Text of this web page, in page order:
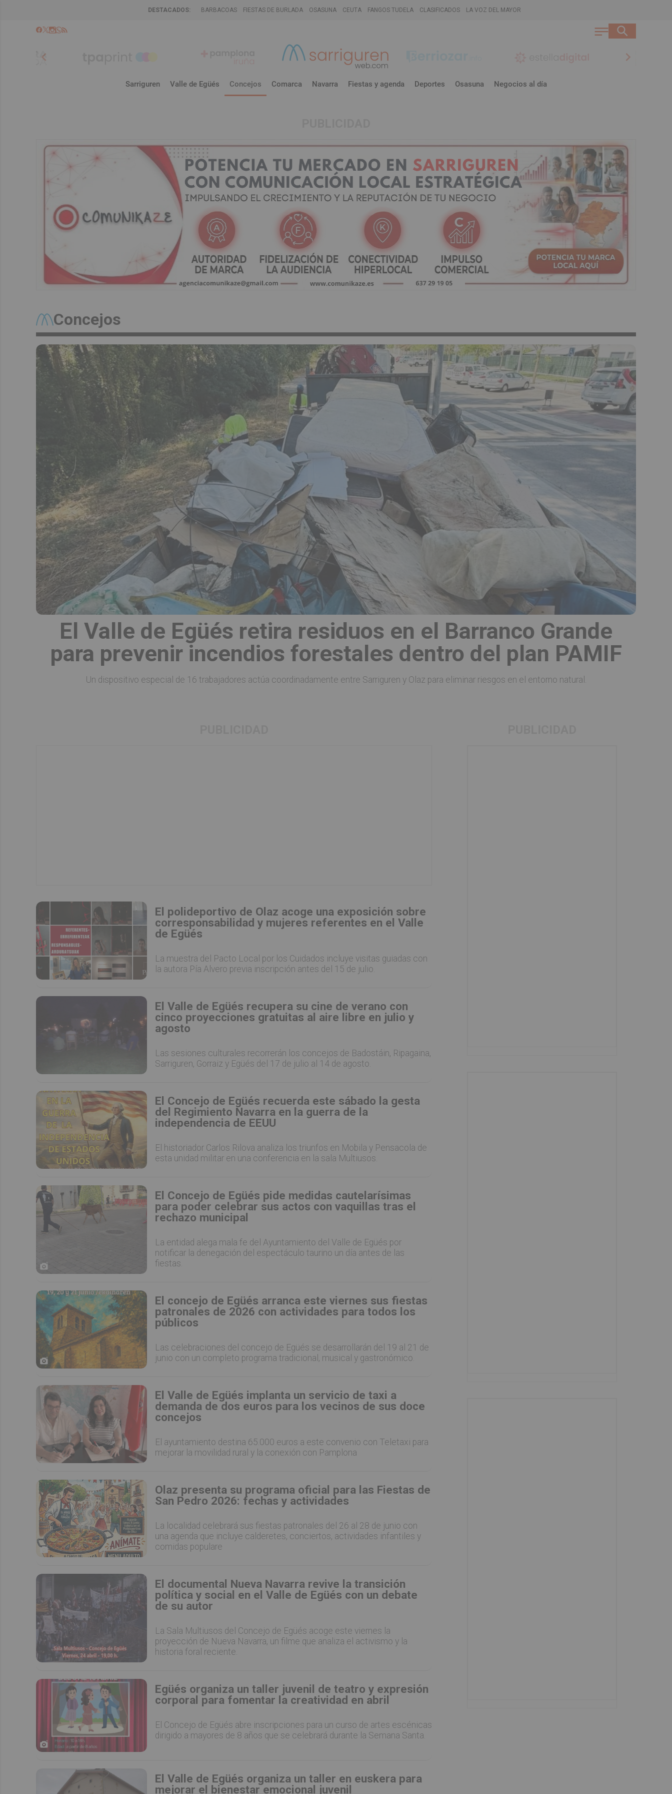
DESTACADOS: BARBACOAS FIESTAS DE BURLADA OSASUNA CEUTA FANGOS TUDELA CLASIFICADOS LA VOZ DEL MAYOR
chevron_left chevron_right
Sarriguren Valle de Egüés Concejos Comarca Navarra Fiestas y agenda Deportes Osasuna Negocios al día
Concejos
El Valle de Egüés retira residuos en el Barranco Grande
para prevenir incendios forestales dentro del plan PAMIF
Un dispositivo especial de 16 trabajadores actúa coordinadamente entre Sarriguren y Olaz para eliminar riesgos en el entorno natural.
El polideportivo de Olaz acoge una exposición sobre
corresponsabilidad y mujeres referentes en el Valle
de Egüés
La muestra del Pacto Local por los Cuidados incluye visitas guiadas con
la autora Pía Alvero previa inscripción antes del 15 de julio.
El Valle de Egüés recupera su cine de verano con
cinco proyecciones gratuitas al aire libre en julio y
agosto
Las sesiones culturales recorrerán los concejos de Badostáin, Ripagaina,
Sarriguren, Gorraiz y Egüés del 17 de julio al 14 de agosto.
El Concejo de Egüés recuerda este sábado la gesta
del Regimiento Navarra en la guerra de la
independencia de EEUU
El historiador Carlos Rilova analiza los triunfos en Mobila y Pensacola de
esta unidad militar en una conferencia en la sala Multiusos.
El Concejo de Egüés pide medidas cautelarísimas
para poder celebrar sus actos con vaquillas tras el
rechazo municipal
La entidad alega mala fe del Ayuntamiento del Valle de Egüés por
notificar la denegación del espectáculo taurino un día antes de las
fiestas.
El concejo de Egüés arranca este viernes sus fiestas
patronales de 2026 con actividades para todos los
públicos
Las celebraciones del concejo de Egüés se desarrollarán del 19 al 21 de
junio con un completo programa tradicional, musical y gastronómico.
El Valle de Egüés implanta un servicio de taxi a
demanda de dos euros para los vecinos de sus doce
concejos
El ayuntamiento destina 65.000 euros a este convenio con Teletaxi para
mejorar la movilidad rural y la conexión con Pamplona
Olaz presenta su programa oficial para las Fiestas de
San Pedro 2026: fechas y actividades
La localidad celebrará sus fiestas patronales del 26 al 28 de junio con
una agenda que incluye calderetes, conciertos, actividades infantiles y
comidas populare
El documental Nueva Navarra revive la transición
política y social en el Valle de Egüés con un debate
de su autor
La Sala Multiusos del Concejo de Egüés acoge este viernes la
proyección de Nueva Navarra, un filme que analiza el activismo y la
historia foral reciente.
Egüés organiza un taller juvenil de teatro y expresión
corporal para fomentar la creatividad en abril
El Concejo de Egüés abre inscripciones para un curso de artes escénicas
dirigido a mayores de 8 años que se celebrará durante la Semana Santa.
El Valle de Egüés organiza un taller en euskera para
mejorar el bienestar emocional juvenil